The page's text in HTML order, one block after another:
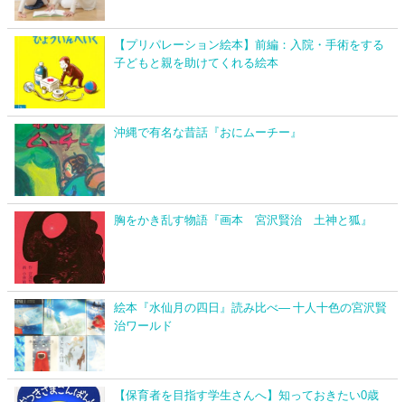
【プリパレーション絵本】前編：入院・手術をする
子どもと親を助けてくれる絵本
沖縄で有名な昔話『おにムーチー』
胸をかき乱す物語『画本 宮沢賢治 土神と狐』
絵本『水仙月の四日』読み比べ― 十人十色の宮沢賢
治ワールド
【保育者を目指す学生さんへ】知っておきたい0歳